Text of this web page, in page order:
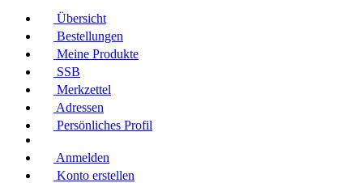
Übersicht
Bestellungen
Meine Produkte
SSB
Merkzettel
Adressen
Persönliches Profil
Anmelden
Konto erstellen